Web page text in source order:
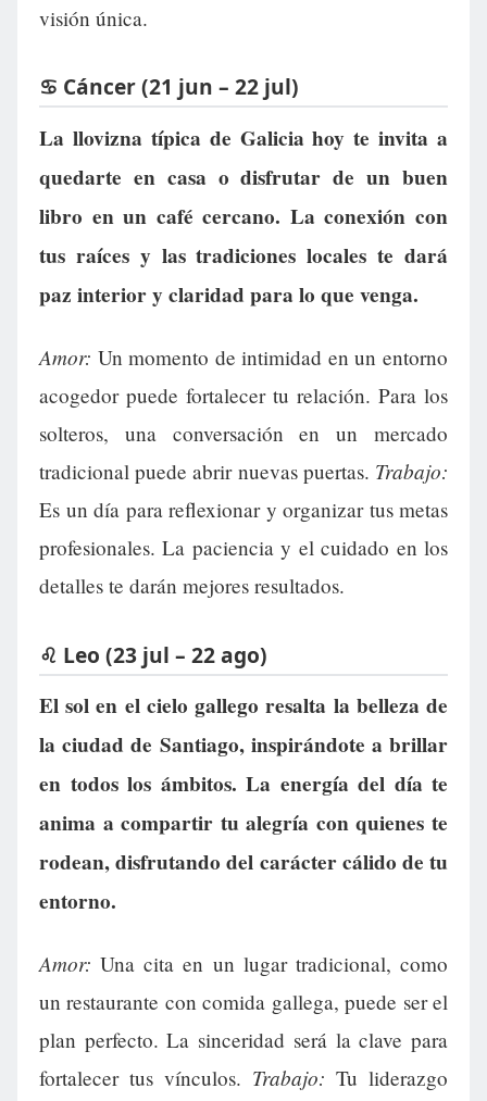
visión única.
♋ Cáncer (21 jun – 22 jul)
La llovizna típica de Galicia hoy te invita a
quedarte en casa o disfrutar de un buen
libro en un café cercano. La conexión con
tus raíces y las tradiciones locales te dará
paz interior y claridad para lo que venga.
Amor: Un momento de intimidad en un entorno
acogedor puede fortalecer tu relación. Para los
solteros, una conversación en un mercado
tradicional puede abrir nuevas puertas. Trabajo:
Es un día para reflexionar y organizar tus metas
profesionales. La paciencia y el cuidado en los
detalles te darán mejores resultados.
♌ Leo (23 jul – 22 ago)
El sol en el cielo gallego resalta la belleza de
la ciudad de Santiago, inspirándote a brillar
en todos los ámbitos. La energía del día te
anima a compartir tu alegría con quienes te
rodean, disfrutando del carácter cálido de tu
entorno.
Amor: Una cita en un lugar tradicional, como
un restaurante con comida gallega, puede ser el
plan perfecto. La sinceridad será la clave para
fortalecer tus vínculos. Trabajo: Tu liderazgo